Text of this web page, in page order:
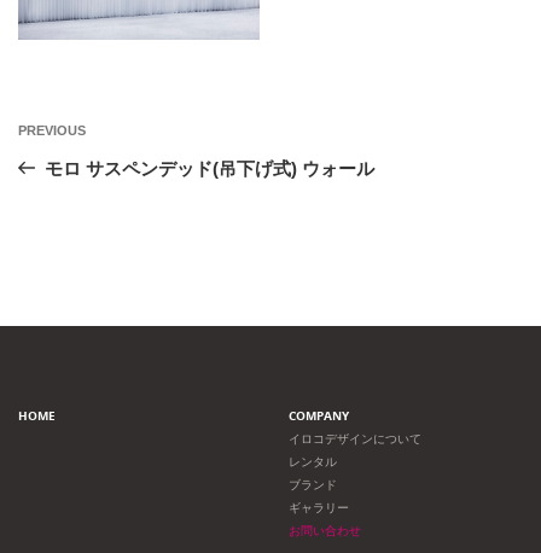
投
稿
ゲ
シ
Previous
PREVIOUS
モロ サスペンデッド(吊下げ式) ウォール
HOME
COMPANY
イロコデザインについて
レンタル
ブランド
ギャラリー
お問い合わせ